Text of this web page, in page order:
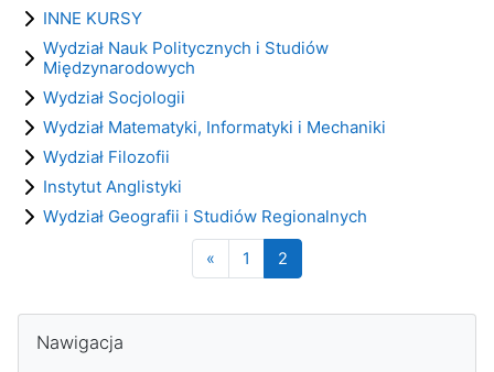
INNE KURSY
Wydział Nauk Politycznych i Studiów
Międzynarodowych
Wydział Socjologii
Wydział Matematyki, Informatyki i Mechaniki
Wydział Filozofii
Instytut Anglistyki
Wydział Geografii i Studiów Regionalnych
« Poprzednia strona
1 Strona 1
2
Bloki
Nawigacja